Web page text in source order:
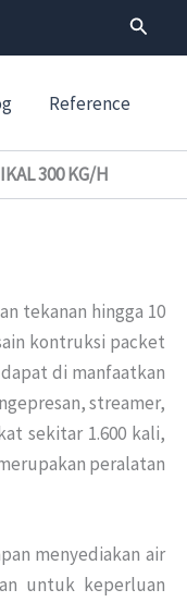
Search
Reference
300 KG/H
tekanan hingga 10
kontruksi packet
di manfaatkan
streamer,
sekitar 1.600 kali,
peralatan
menyediakan air
untuk keperluan